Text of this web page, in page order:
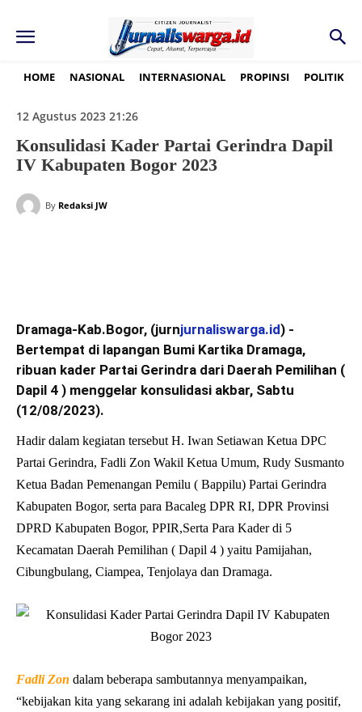
HOME NASIONAL INTERNASIONAL PROPINSI POLITIK
12 Agustus 2023 21:26
Konsulidasi Kader Partai Gerindra Dapil
IV Kabupaten Bogor 2023
By Redaksi JW
Dramaga-Kab.Bogor, (jurnjurnaliswarga.id) -
Bertempat di lapangan Bumi Kartika Dramaga,
ribuan kader Partai Gerindra dari Daerah Pemilihan (
Dapil 4 ) menggelar konsulidasi akbar, Sabtu
(12/08/2023).
Hadir dalam kegiatan tersebut H. Iwan Setiawan Ketua DPC
Partai Gerindra, Fadli Zon Wakil Ketua Umum, Rudy Susmanto
Ketua Badan Pemenangan Pemilu ( Bappilu) Partai Gerindra
Kabupaten Bogor, serta para Bacaleg DPR RI, DPR Provinsi
DPRD Kabupaten Bogor, PPIR,Serta Para Kader di 5
Kecamatan Daerah Pemilihan ( Dapil 4 ) yaitu Pamijahan,
Cibungbulang, Ciampea, Tenjolaya dan Dramaga.
Fadli Zon dalam beberapa sambutannya menyampaikan,
“kebijakan kita yang sekarang ini adalah kebijakan yang positif,